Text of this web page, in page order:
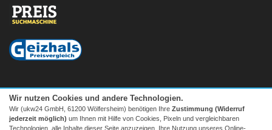
Wir nutzen Cookies und andere Technologien.
Wir (ukw24 GmbH, 61200 Wölfersheim) benötigen Ihre Zustimmung (Widerruf
jederzeit möglich) um Ihnen mit Hilfe von Cookies, Pixeln und vergleichbaren
Technologien, alle Inhalte dieser Seite anzuzeigen, Ihre Nutzung unseres Online-